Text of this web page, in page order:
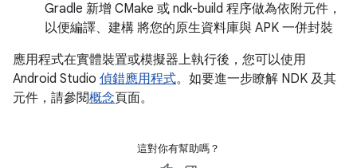
Gradle 新增 CMake 或 ndk-build 程序做為依附元件，
以便編譯、建構 將您的原生資料庫與 APK 一併封裝
應用程式在實體裝置或模擬器上執行後，您可以使用
Android Studio 偵錯應用程式。如要進一步瞭解 NDK 及其
元件，請參閱概念頁面。
這對你有幫助嗎？